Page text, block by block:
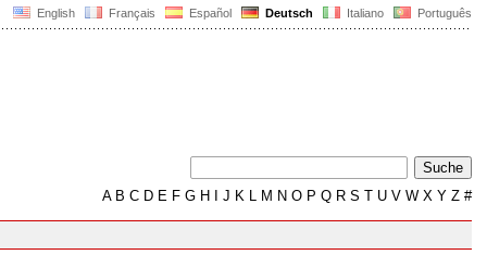
English Français Español Deutsch Italiano Português
AB C D E F G H J K L M N O P Q R S T U V W X Y Z #